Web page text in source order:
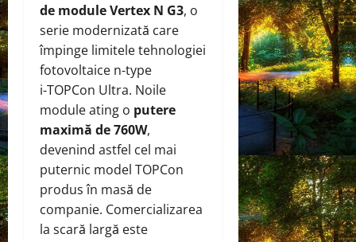
de module Vertex N G3, o
serie modernizată care
împinge limitele tehnologiei
fotovoltaice n‑type
i‑TOPCon Ultra. Noile
module ating o putere
maximă de 760W,
devenind astfel cel mai
puternic model TOPCon
produs în masă de
companie. Comercializarea
la scară largă este